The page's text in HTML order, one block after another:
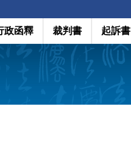
政函釋 裁判書 起訴書